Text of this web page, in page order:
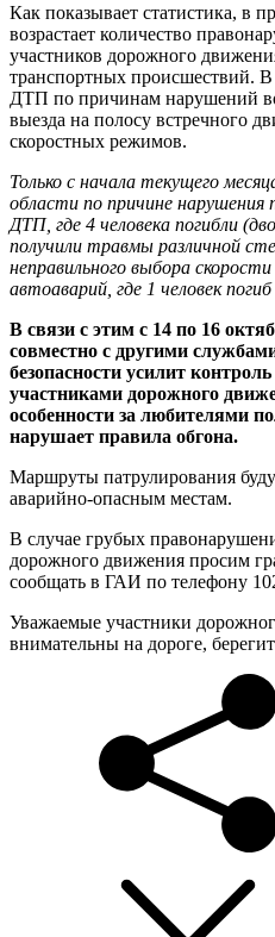
Как показывает статистика, в
возрастает количество
участников дорожного
транспортных происшествий. В
ДТП по причинам нарушений
выезда на полосу встречного
скоростных режимов.
Только с начала текущего
области по причине нарушения
ДТП, где 4 человека погибли
получили травмы различной
неправильного выбора
автоаварий, где 1 человек
В связи с этим с 14 по 16
совместно с другими
безопасности усилит
участниками дорожного
особенности за любителями
нарушает правила обгона.
Маршруты патрулирования
аварийно-опасным местам.
В случае грубых
дорожного движения просим
сообщать в ГАИ по телефону
Уважаемые участники
внимательны на дороге,